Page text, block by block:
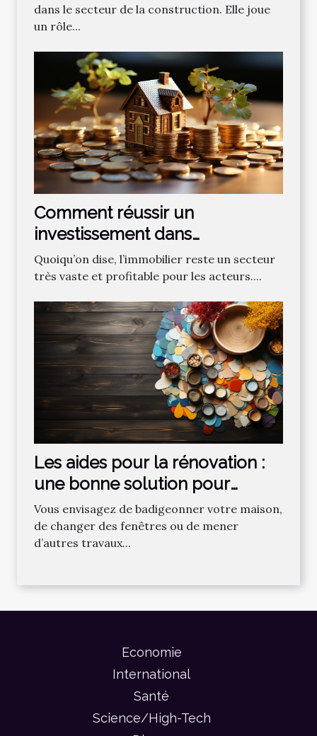
dans le secteur de la construction. Elle joue
un rôle...
Comment réussir un
investissement dans
l'immobilier locatif ?
Quoiqu’on dise, l’immobilier reste un secteur
très vaste et profitable pour les acteurs....
Les aides pour la rénovation :
une bonne solution pour
relooker sa maison !
Vous envisagez de badigeonner votre maison,
de changer des fenêtres ou de mener
d’autres travaux...
Economie
International
Santé
Science/High-Tech